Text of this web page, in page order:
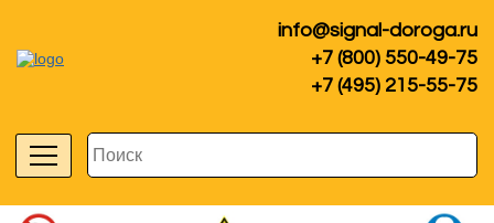
info@signal-doroga.ru
+7 (800) 550-49-75
+7 (495) 215-55-75